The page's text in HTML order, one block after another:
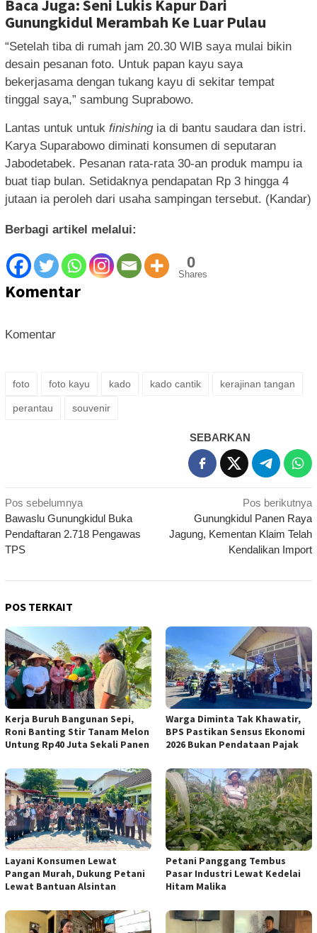
Baca Juga: Seni Lukis Kapur Dari
Gunungkidul Merambah Ke Luar Pulau
“Setelah tiba di rumah jam 20.30 WIB saya mulai bikin
desain pesanan foto. Untuk papan kayu saya
bekerjasama dengan tukang kayu di sekitar tempat
tinggal saya,” sambung Suprabowo.
Lantas untuk untuk finishingia di bantu saudara dan istri.
Karya Suparabowo diminati konsumen di seputaran
Jabodetabek. Pesanan rata-rata 30-an produk mampu ia
buat tiap bulan. Setidaknya pendapatan Rp 3 hingga 4
jutaan ia peroleh dari usaha sampingan tersebut. (Kandar)
Berbagi artikel melalui:
0
Shares
Komentar
Komentar
foto foto kayu kado kado cantik kerajinan tangan
perantau souvenir
SEBARKAN
Navigasi
pos
Pos sebelumnya
Bawaslu Gunungkidul Buka
Pendaftaran 2.718 Pengawas
TPS
Pos berikutnya
Gunungkidul Panen Raya
Jagung, Kementan Klaim Telah
Kendalikan Import
POS TERKAIT
Kerja Buruh Bangunan Sepi,
Roni Banting Stir Tanam Melon
Untung Rp40 Juta Sekali Panen
Warga Diminta Tak Khawatir,
BPS Pastikan Sensus Ekonomi
2026 Bukan Pendataan Pajak
Layani Konsumen Lewat
Pangan Murah, Dukung Petani
Lewat Bantuan Alsintan
Petani Panggang Tembus
Pasar Industri Lewat Kedelai
Hitam Malika